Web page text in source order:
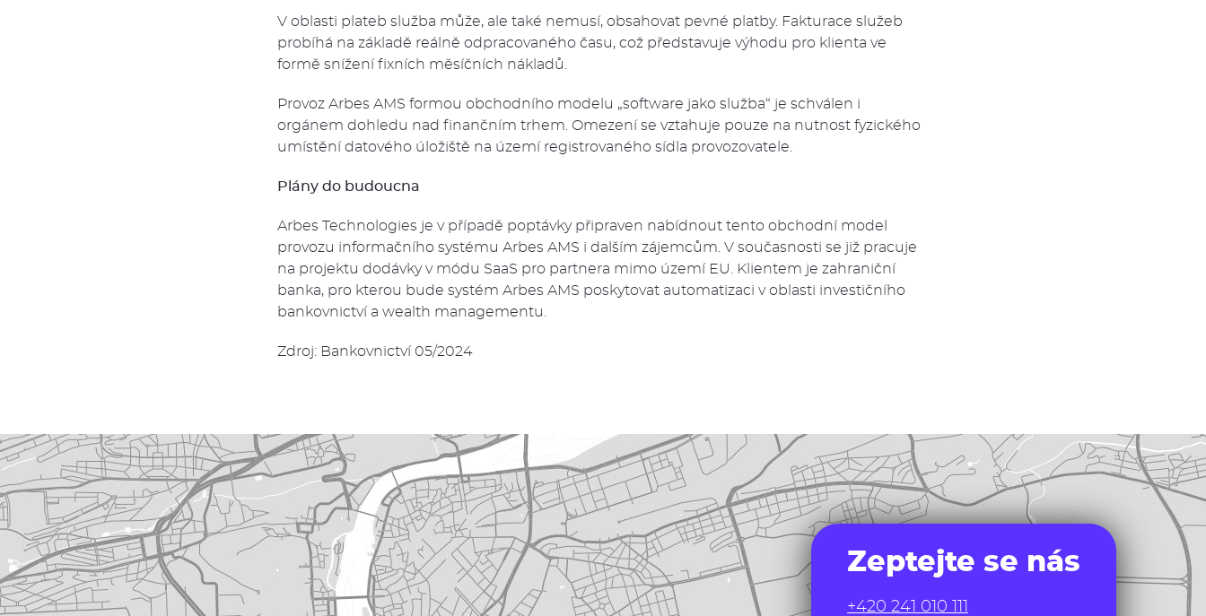
V oblasti plateb služba může, ale také nemusí, obsahovat pevné platby. Fakturace služeb
probíhá na základě reálně odpracovaného času, což představuje výhodu pro klienta ve
formě snížení fixních měsíčních nákladů.
Provoz Arbes AMS formou obchodního modelu „software jako služba“ je schválen i
orgánem dohledu nad finančním trhem. Omezení se vztahuje pouze na nutnost fyzického
umístění datového úložiště na území registrovaného sídla provozovatele.
Plány do budoucna
Arbes Technologies je v případě poptávky připraven nabídnout tento obchodní model
provozu informačního systému Arbes AMS i dalším zájemcům. V současnosti se již pracuje
na projektu dodávky v módu SaaS pro partnera mimo území EU. Klientem je zahraniční
banka, pro kterou bude systém Arbes AMS poskytovat automatizaci v oblasti investičního
bankovnictví a wealth managementu.
Zdroj: Bankovnictví 05/2024
Zeptejte se nás
+420 241 010 111